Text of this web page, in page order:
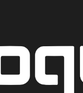
GARRAFA 20Kg